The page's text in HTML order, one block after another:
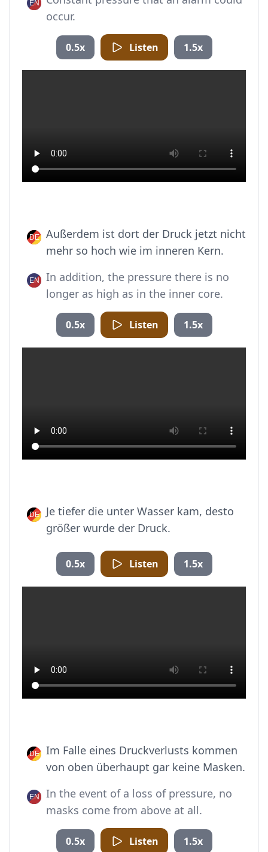
occur.
0.5x Listen 1.5x
Außerdem ist dort der Druck jetzt nicht
mehr so hoch wie im inneren Kern.
In addition, the pressure there is no
longer as high as in the inner core.
0.5x Listen 1.5x
Je tiefer die unter Wasser kam, desto
größer wurde der Druck.
0.5x Listen 1.5x
Im Falle eines Druckverlusts kommen
von oben überhaupt gar keine Masken.
In the event of a loss of pressure, no
masks come from above at all.
0.5x Listen 1.5x